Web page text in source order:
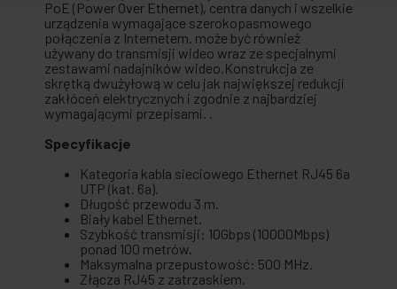
PoE (Power Over Ethernet), centra danych i wszelkie
urządzenia wymagające szerokopasmowego
połączenia z Internetem. może być również
używany do transmisji wideo wraz ze specjalnymi
zestawami nadajników wideo.Konstrukcja ze
skrętką dwużyłową w celu jak największej redukcji
zakłóceń elektrycznych i zgodnie z najbardziej
wymagającymi przepisami. .
Specyfikacje
Kategoria kabla sieciowego Ethernet RJ45 6a
UTP (kat. 6a).
Długość przewodu 3 m.
Biały kabel Ethernet.
Szybkość transmisji: 10Gbps (10000Mbps)
ponad 100 metrów.
Maksymalna przepustowość: 500 MHz.
Złącza RJ45 z zatrzaskiem.